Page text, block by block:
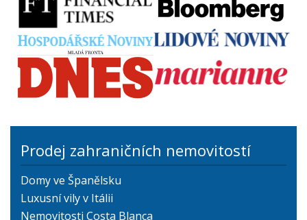
Prodej zahraničních nemovitostí
Domy ve Španělsku
Luxusní vily v Itálii
Nemovitosti Costa Blanca